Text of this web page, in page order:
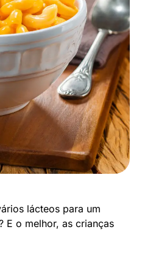
lácteos para um
E o melhor, as crianças